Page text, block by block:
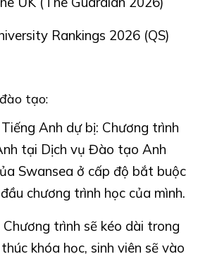
Rankings 2026 (QS)
tạo:
Anh dự bị: Chương trình
tại Dịch vụ Đào tạo Anh
Swansea ở cấp độ bắt buộc
chương trình học của mình.
Chương trình sẽ kéo dài trong
khóa học, sinh viên sẽ vào